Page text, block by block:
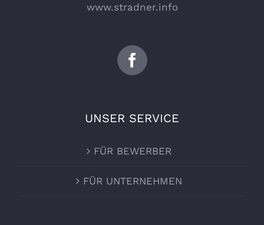
www.stradner.info
UNSER SERVICE
FÜR BEWERBER
FÜR UNTERNEHMEN